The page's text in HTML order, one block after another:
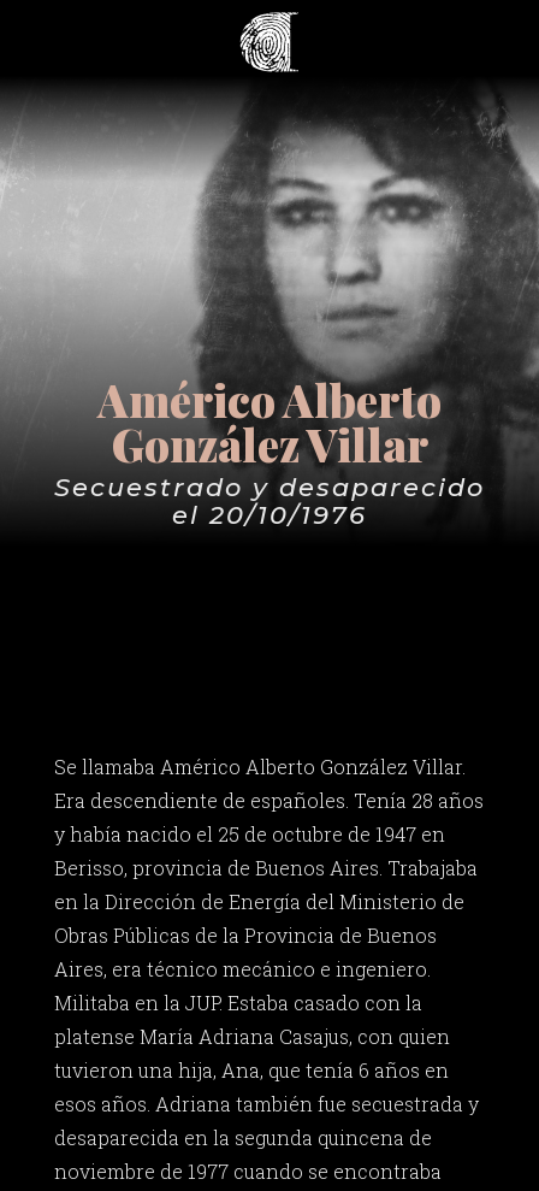
Américo Alberto
González Villar
Secuestrado y desaparecido
el 20/10/1976
Se llamaba Américo Alberto González Villar.
Era descendiente de españoles. Tenía 28 años
y había nacido el 25 de octubre de 1947 en
Berisso, provincia de Buenos Aires. Trabajaba
en la Dirección de Energía del Ministerio de
Obras Públicas de la Provincia de Buenos
Aires, era técnico mecánico e ingeniero.
Militaba en la JUP. Estaba casado con la
platense María Adriana Casajus, con quien
tuvieron una hija, Ana, que tenía 6 años en
esos años. Adriana también fue secuestrada y
desaparecida en la segunda quincena de
noviembre de 1977 cuando se encontraba